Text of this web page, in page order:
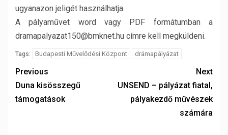
ugyanazon jeligét használhatja.
A pályaművet word vagy PDF formátumban a
dramapalyazat150@bmknet.hu címre kell megküldeni.
Tags: Budapesti Művelődési Központ drámapályázat
Previous
Duna kisösszegű
támogatások
Next
UNSEND – pályázat fiatal,
pályakezdő művészek
számára